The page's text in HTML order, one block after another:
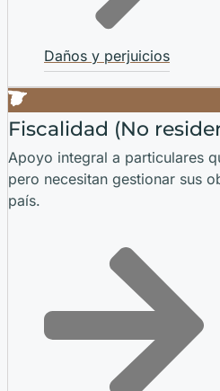
Daños y perjuicios
Fiscalidad (No
Apoyo integral a particulares
pero necesitan gestionar sus
país.